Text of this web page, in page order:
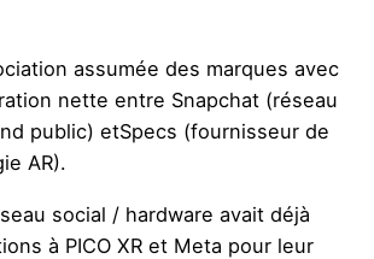
assumée des marques avec
nette entre Snapchat (réseau
public) etSpecs (fournisseur de
AR).
social / hardware avait déjà
à PICO XR et Meta pour leur